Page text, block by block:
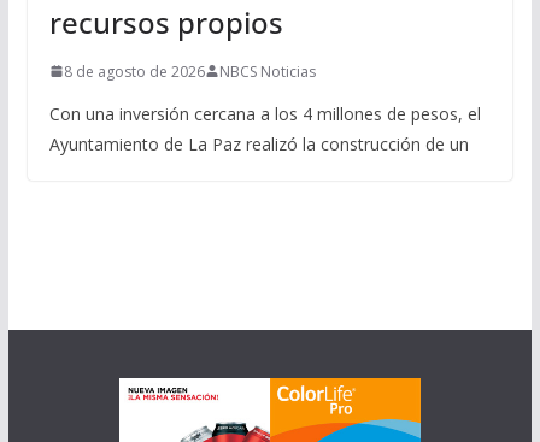
recursos propios
8 de agosto de 2026 NBCS Noticias
Con una inversión cercana a los 4 millones de pesos, el
Ayuntamiento de La Paz realizó la construcción de un